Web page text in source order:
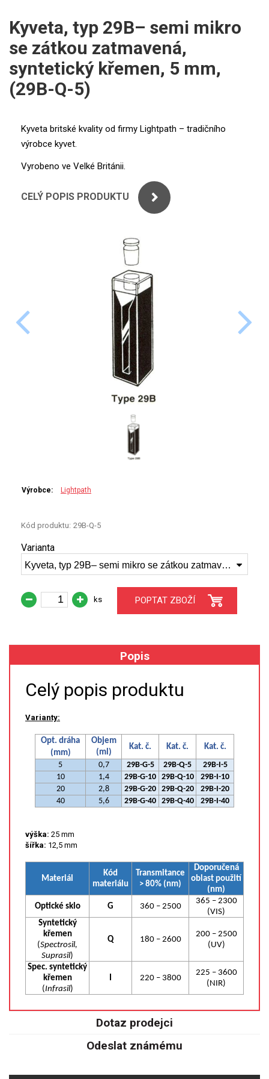
SHIMADZU
THERMO ELECTRON (UNICAM)
STANDARDY
ICP
AGILENT
TELEDYNE LEEMAN
HORIBA (JOBIN YVONE)
XRF
FÓLIE XRF
UV-VIS FLUO
DETEKTORY HPLC
VÝBOJKY PRO UV/VIS
KYVETY
PŘÍPRAVA VZORKŮ
OTEVŘENÝ ROZKLAD
MIKROVLNNÝ ROZKLAD
TLAKOVÉ AUTOKLÁVY
REAKČNÍ AUTOKLÁVY
SPEX MLETÍ
XRF
UV-VIS FLUO
Příprava vzorků
Kyveta, typ 29B– semi mikro
se zátkou zatmavená,
syntetický křemen, 5 mm,
(29B-Q-5)
Kyveta britské kvality od firmy Lightpath – tradičního
výrobce kyvet.
Vyrobeno ve Velké Británii.
CELÝ POPIS PRODUKTU
Výrobce: Lightpath
Kód produktu: 29B-Q-5
Varianta
Kyveta, typ 29B– semi mikro se zátkou zatmavená, syntetický křemen, 5 mm, (29B-Q-5)
ks POPTAT ZBOŽÍ
Popis
Celý popis produktu
Varianty:
Opt. dráha
(mm)
Objem
(ml)
Kat. č. Kat. č.
Kat. č.
5
0,7 29B-G-5 29B-Q-5
29B-I-5
10
1,4 29B-G-10 29B-Q-10
29B-I-10
20
2,8 29B-G-20 29B-Q-20
29B-I-20
40
5,6 29B-G-40 29B-Q-40 29B-I-40
výška: 25 mm
šířka: 12,5 mm
Materiál
Kód
materiálu
Transmitance
> 80% (nm)
Doporučená
oblast použití
(nm)
Optické sklo
G 360 – 2500
365 – 2300
(VIS)
Syntetický
křemen
(Spectrosil,
Suprasil)
Q 180 – 2600
200 – 2500
(UV)
Spec. syntetický
křemen
( Infrasil)
220 – 3800
225 – 3600
(NIR)
Dotaz prodejci
Odeslat známému